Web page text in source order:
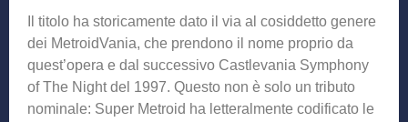
Il titolo ha storicamente dato il via al cosiddetto genere
dei MetroidVania, che prendono il nome proprio da
quest’opera e dal successivo Castlevania Symphony
of The Night del 1997. Questo non è solo un tributo
nominale: Super Metroid ha letteralmente codificato le